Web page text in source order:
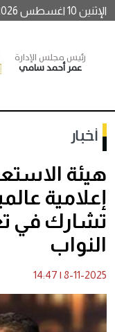
الإثنين 10 اغسطس 2026
رئيس مجلس الإدارة
عمر أحمد سامي
أخبار
تشارك في
النواب
8-11-2025
|
14:47